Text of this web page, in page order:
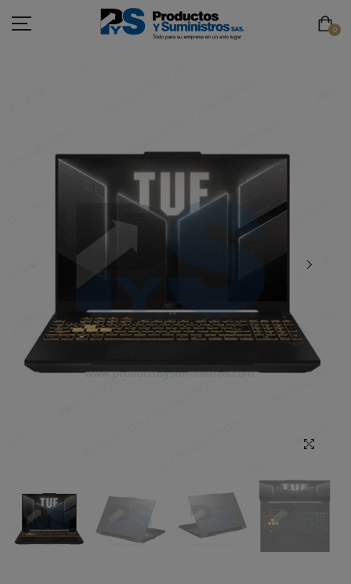
0
PAPELERÍA
SEGURIDAD INDUSTRIAL
EMBALAJE
BOTIQUÍN